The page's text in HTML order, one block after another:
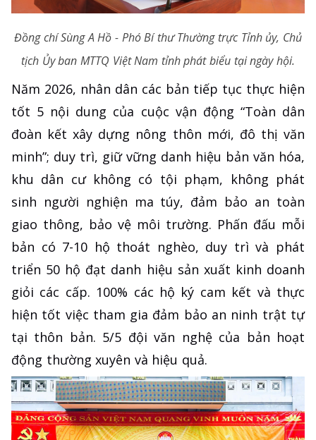
Đồng chí Sùng A Hồ - Phó Bí thư Thường trực Tỉnh ủy, Chủ
tịch Ủy ban MTTQ Việt Nam tỉnh phát biểu tại ngày hội.
Năm 2026, nhân dân các bản tiếp tục thực hiện
tốt 5 nội dung của cuộc vận động “Toàn dân
đoàn kết xây dựng nông thôn mới, đô thị văn
minh”; duy trì, giữ vững danh hiệu bản văn hóa,
khu dân cư không có tội phạm, không phát
sinh người nghiện ma túy, đảm bảo an toàn
giao thông, bảo vệ môi trường. Phấn đấu mỗi
bản có 7-10 hộ thoát nghèo, duy trì và phát
triển 50 hộ đạt danh hiệu sản xuất kinh doanh
giỏi các cấp. 100% các hộ ký cam kết và thực
hiện tốt việc tham gia đảm bảo an ninh trật tự
tại thôn bản. 5/5 đội văn nghệ của bản hoạt
động thường xuyên và hiệu quả.